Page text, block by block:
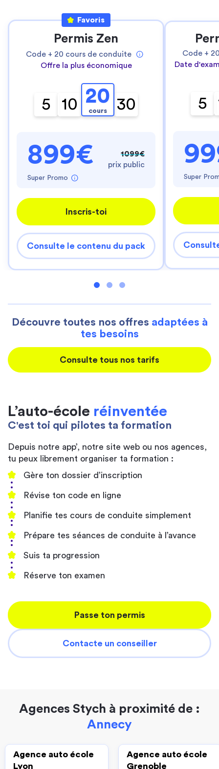
Favoris
Permis Zen
Code + 20 cours de conduite
Offre la plus économique
5 10 20
cours 30
899€
Super Promo
1099€
prix public
Inscris-toi
Consulte le contenu du pack
Code +
Date
5
Super
Découvre toutes nos offres adaptées à
tes besoins
Consulte tous nos tarifs
L’auto-école réinventée
C'est toi qui pilotes ta formation
Depuis notre app’, notre site web ou nos agences,
tu peux librement organiser ta formation :
Gère ton dossier d’inscription
Révise ton code en ligne
Planifie tes cours de conduite simplement
Prépare tes séances de conduite à l’avance
Suis ta progression
Réserve ton examen
Passe ton permis
Contacte un conseiller
Agences Stych à proximité de :
Annecy
Agence auto école
Lyon
Agence auto école
Grenoble